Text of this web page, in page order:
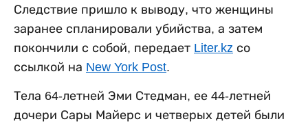
Следствие пришло к выводу, что женщины
заранее спланировали убийства, а затем
покончили с собой, передает Liter.kz со
ссылкой на New York Post.
Тела 64-летней Эми Стедман, ее 44-летней
дочери Сары Майерс и четверых детей были